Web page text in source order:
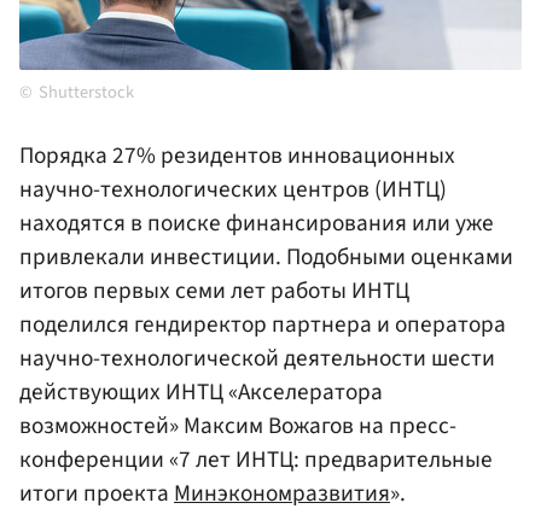
Shutterstock
Порядка 27% резидентов инновационных
научно-технологических центров (ИНТЦ)
находятся в поиске финансирования или уже
привлекали инвестиции. Подобными оценками
итогов первых семи лет работы ИНТЦ
поделился гендиректор партнера и оператора
научно-технологической деятельности шести
действующих ИНТЦ «Акселератора
возможностей» Максим Вожагов на пресс-
конференции «7 лет ИНТЦ: предварительные
итоги проектаМинэкономразвития».